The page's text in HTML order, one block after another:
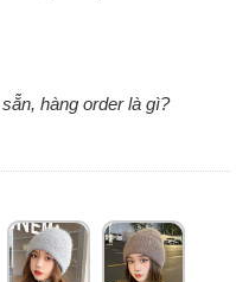
hàng order là gì?